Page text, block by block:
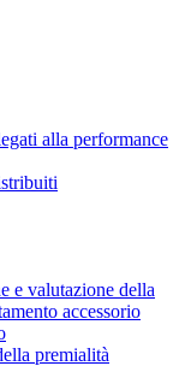
alla performance
e valutazione della
accessorio
premialità